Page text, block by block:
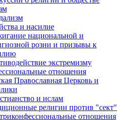
и насилие
национальной и
розни и призывы к
экстремизму
отношения
Православная Церковь и
и ислам
религии против "сект"
отношения